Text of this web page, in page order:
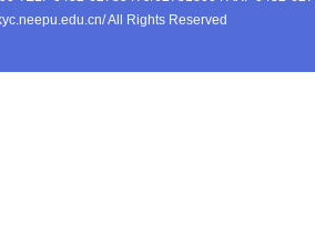
All Rights Reserved